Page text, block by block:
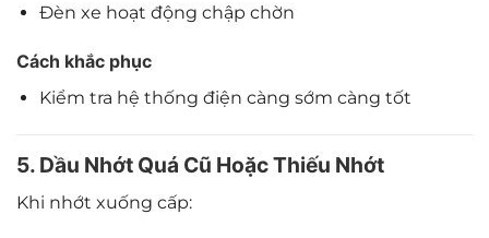
Đèn xe hoạt động chập chờn
Cách khắc phục
Kiểm tra hệ thống điện càng sớm càng tốt
5. Dầu Nhớt Quá Cũ Hoặc Thiếu Nhớt
Khi nhớt xuống cấp: